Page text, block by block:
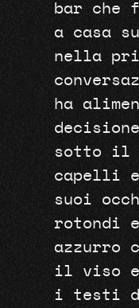
bar che
a casa
nella
ha
sotto il
capelli
suoi
rotondi
azzurro
il viso
i testi